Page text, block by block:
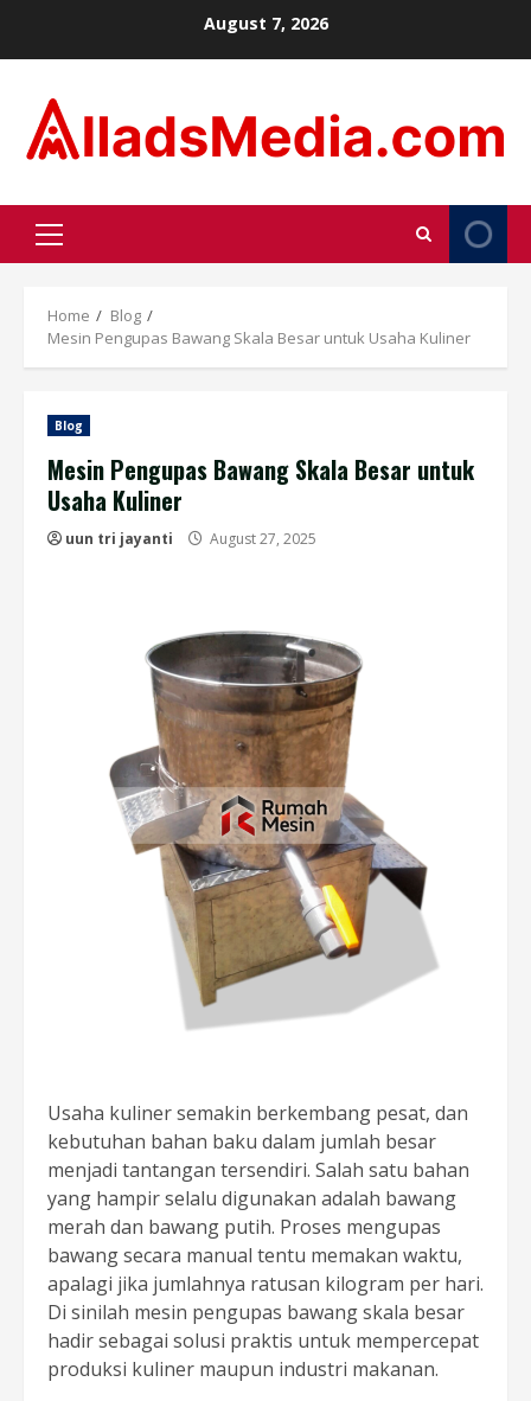
August 7, 2026
Primary
Menu
Home
Blog
Mesin Pengupas Bawang Skala Besar untuk Usaha Kuliner
Blog
Mesin Pengupas Bawang Skala Besar untuk
Usaha Kuliner
uun tri jayanti August 27, 2025
Usaha kuliner semakin berkembang pesat, dan
kebutuhan bahan baku dalam jumlah besar
menjadi tantangan tersendiri. Salah satu bahan
yang hampir selalu digunakan adalah bawang
merah dan bawang putih. Proses mengupas
bawang secara manual tentu memakan waktu,
apalagi jika jumlahnya ratusan kilogram per hari.
Di sinilah mesin pengupas bawang skala besar
hadir sebagai solusi praktis untuk mempercepat
produksi kuliner maupun industri makanan.